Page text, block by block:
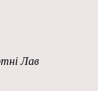
Лав